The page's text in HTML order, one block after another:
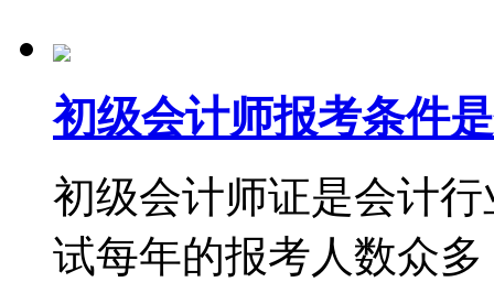
初级会计师报考条件
初级会计师证是会计
试每年的报考人数众